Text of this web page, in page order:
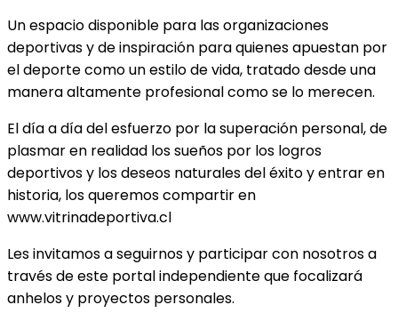
Un espacio disponible para las organizaciones
deportivas y de inspiración para quienes apuestan por
el deporte como un estilo de vida, tratado desde una
manera altamente profesional como se lo merecen.
El día a día del esfuerzo por la superación personal, de
plasmar en realidad los sueños por los logros
deportivos y los deseos naturales del éxito y entrar en
historia, los queremos compartir en
www.vitrinadeportiva.cl
Les invitamos a seguirnos y participar con nosotros a
través de este portal independiente que focalizará
anhelos y proyectos personales.